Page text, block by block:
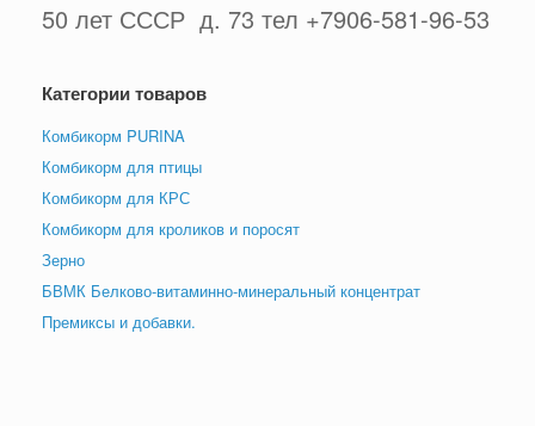
50 лет СССР д. 73 тел +7906-581-96-53
Категории товаров
Комбикорм PURINA
Комбикорм для птицы
Комбикорм для КРС
Комбикорм для кроликов и поросят
Зерно
БВМК Белково-витаминно-минеральный концентрат
Премиксы и добавки.